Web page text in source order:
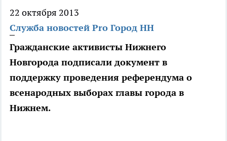
22 октября 2013
Служба новостей Pro Город НН
Гражданские активисты Нижнего
Новгорода подписали документ в
поддержку проведения референдума о
всенародных выборах главы города в
Нижнем.